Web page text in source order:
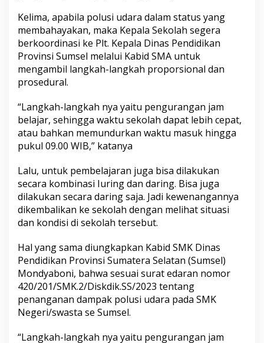
Kelima, apabila polusi udara dalam status yang
membahayakan, maka Kepala Sekolah segera
berkoordinasi ke Plt. Kepala Dinas Pendidikan
Provinsi Sumsel melalui Kabid SMA untuk
mengambil langkah-langkah proporsional dan
prosedural.
“Langkah-langkah nya yaitu pengurangan jam
belajar, sehingga waktu sekolah dapat lebih cepat,
atau bahkan memundurkan waktu masuk hingga
pukul 09.00 WIB,” katanya
Lalu, untuk pembelajaran juga bisa dilakukan
secara kombinasi Iuring dan daring. Bisa juga
dilakukan secara daring saja. Jadi kewenangannya
dikembalikan ke sekolah dengan melihat situasi
dan kondisi di sekolah tersebut.
Hal yang sama diungkapkan Kabid SMK Dinas
Pendidikan Provinsi Sumatera Selatan (Sumsel)
Mondyaboni, bahwa sesuai surat edaran nomor
420/201/SMK.2/Diskdik.SS/2023 tentang
penanganan dampak polusi udara pada SMK
Negeri/swasta se Sumsel.
“Langkah-langkah nya yaitu pengurangan jam